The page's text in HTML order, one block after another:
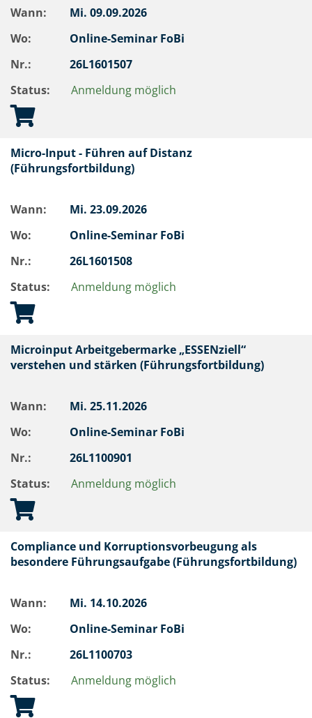
Wann: Mi. 09.09.2026
Wo:
Online-Seminar FoBi
Nr.:
26L1601507
Status:
Anmeldung möglich
Micro-Input - Führen auf Distanz
(Führungsfortbildung)
Wann: Mi. 23.09.2026
Wo:
Online-Seminar FoBi
Nr.:
26L1601508
Status:
Anmeldung möglich
Microinput Arbeitgebermarke „ESSENziell“
verstehen und stärken (Führungsfortbildung)
Wann: Mi. 25.11.2026
Wo:
Online-Seminar FoBi
Nr.:
26L1100901
Status:
Anmeldung möglich
Compliance und Korruptionsvorbeugung als
besondere Führungsaufgabe (Führungsfortbildung)
Wann: Mi. 14.10.2026
Wo:
Online-Seminar FoBi
Nr.:
26L1100703
Status:
Anmeldung möglich